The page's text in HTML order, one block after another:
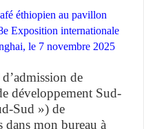
éthiopien au pavillon
Exposition internationale
le 7 novembre 2025
de
développement Sud-
Sud ») de
dans mon bureau à